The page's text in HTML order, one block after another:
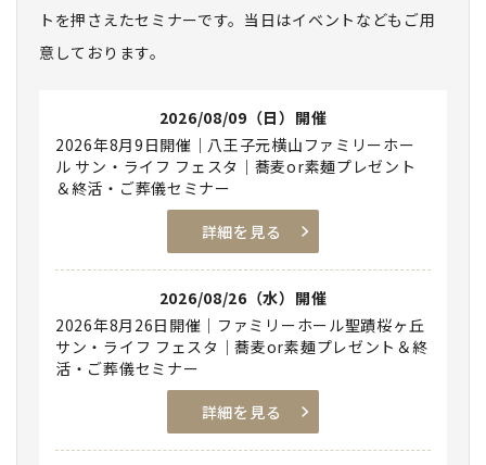
トを押さえたセミナーです。当日はイベントなどもご用
意しております。
2026/08/09（日）開催
2026年8月9日開催｜八王子元横山ファミリーホー
ル サン・ライフ フェスタ｜蕎麦or素麺プレゼント
＆終活・ご葬儀セミナー
詳細を見る
2026/08/26（水）開催
2026年8月26日開催｜ファミリーホール聖蹟桜ヶ丘
サン・ライフ フェスタ｜蕎麦or素麺プレゼント＆終
活・ご葬儀セミナー
詳細を見る